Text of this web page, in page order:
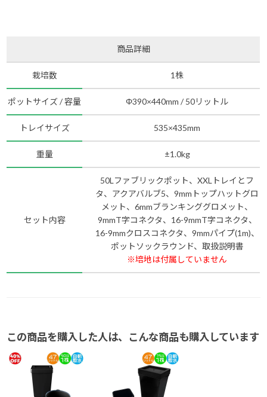
商品詳細
栽培数 1株
ポットサイズ / 容量 Φ390×440mm / 50リットル
トレイサイズ 535×435mm
重量 ±1.0kg
セット内容
50Lファブリックポット、XXLトレイとフ
タ、アクアバルブ5、9mmトップハットグロ
メット、6mmブランキンググロメット、
9mmT字コネクタ、16-9mmT字コネクタ、
16-9mmクロスコネクタ、9mmパイプ(1m)、
ポットソックラウンド、取扱説明書
※培地は付属していません
この商品を購入した人は、こんな商品も購入しています